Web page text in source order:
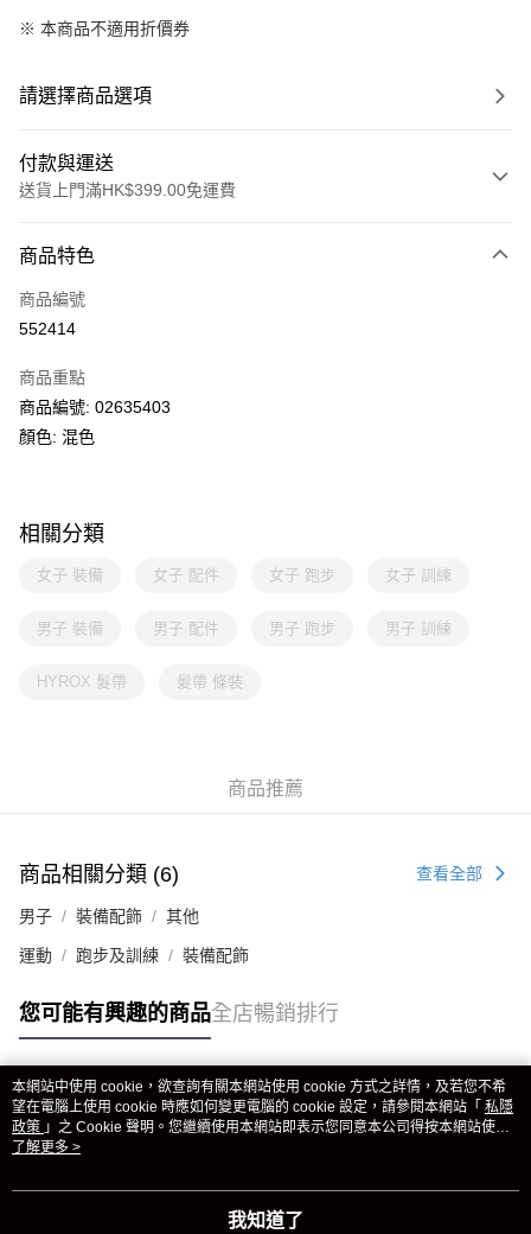
※ 本商品不適用折價券
請選擇商品選項
付款與運送
送貨上門滿HK$399.00免運費
信用卡
線上付款
Alipay, PayMe, WeChat Pay, UnionPay, FPS
送貨方式
單筆訂單淨值滿$399可享免運費優惠
商品特色
商品編號
552414
商品重點
商品編號: 02635403
顏色: 混色
相關分類
女子 裝備 女子 配件 女子 跑步 女子 訓練
男子 裝備 男子 配件 男子 跑步 男子 訓練
HYROX 髮帶 髮帶 條裝
商品推薦
商品相關分類 (6) 查看全部
男子 裝備配飾 其他
運動 跑步及訓練 裝備配飾
您可能有興趣的商品全店暢銷排行
熱門標籤
熱銷排行
本網站中使用 cookie，欲查詢有關本網站使用 cookie 方式之詳情，及若您不希
望在電腦上使用 cookie 時應如何變更電腦的 cookie 設定，請參閱本網站「 私隱
政策 」之 Cookie 聲明。您繼續使用本網站即表示您同意本公司得按本網站使用
條款之 Cookie 聲明使用 cookie。
了解更多 >
我知道了